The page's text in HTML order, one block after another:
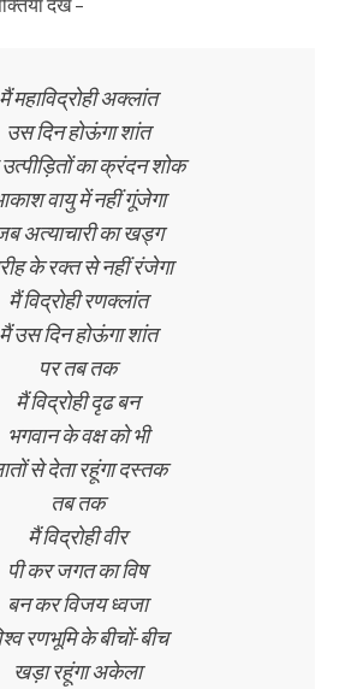
मैं महाविद्रोही अक्लांत
उस दिन होऊंगा शांत
का क्रंदन शोक
वायु में नहीं गूंजेगा
अत्याचारी का खड्ग
के रक्त से नहीं रंजेगा
मैं विद्रोही रणक्लांत
मैं उस दिन होऊंगा शांत
पर तब तक
मैं विद्रोही दृढ बन
भगवान के वक्ष को भी
से देता रहूंगा दस्तक
तब तक
मैं विद्रोही वीर
पी कर जगत का विष
बन कर विजय ध्वजा
रणभूमि के बीचों-बीच
खड़ा रहूंगा अकेला